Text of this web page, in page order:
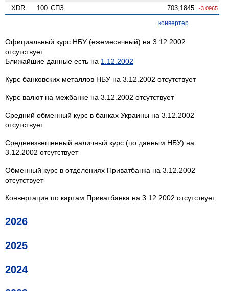
XDR 100 СПЗ 703,1845 -3.0965
конвертер
Официальный курс НБУ (ежемесячный) на 3.12.2002
отсутствует
Ближайшие данные есть на 1.12.2002
Курс банковских металлов НБУ на 3.12.2002 отсутствует
Курс валют на межбанке на 3.12.2002 отсутствует
Средний обменный курс в банках Украины на 3.12.2002
отсутствует
Средневзвешенный наличный курс (по данным НБУ) на
3.12.2002 отсутствует
Обменный курс в отделениях Приватбанка на 3.12.2002
отсутствует
Конвертация по картам Приватбанка на 3.12.2002 отсутствует
2026
2025
2024